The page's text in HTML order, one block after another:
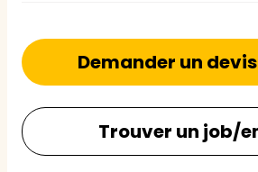
Demander un
Trouver un job/